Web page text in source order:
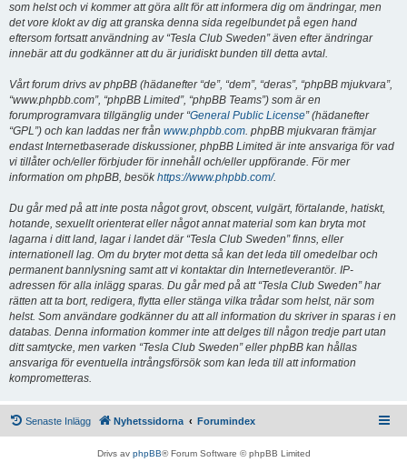
som helst och vi kommer att göra allt för att informera dig om ändringar, men
det vore klokt av dig att granska denna sida regelbundet på egen hand
eftersom fortsatt användning av “Tesla Club Sweden” även efter ändringar
innebär att du godkänner att du är juridiskt bunden till detta avtal.
Vårt forum drivs av phpBB (hädanefter “de”, “dem”, “deras”, “phpBB mjukvara”,
“www.phpbb.com”, “phpBB Limited”, “phpBB Teams”) som är en
forumprogramvara tillgänglig under “General Public License” (hädanefter
“GPL”) och kan laddas ner från www.phpbb.com. phpBB mjukvaran främjar
endast Internetbaserade diskussioner, phpBB Limited är inte ansvariga för vad
vi tillåter och/eller förbjuder för innehåll och/eller uppförande. För mer
information om phpBB, besökhttps://www.phpbb.com/.
Du går med på att inte posta något grovt, obscent, vulgärt, förtalande, hatiskt,
hotande, sexuellt orienterat eller något annat material som kan bryta mot
lagarna i ditt land, lagar i landet där “Tesla Club Sweden” finns, eller
internationell lag. Om du bryter mot detta så kan det leda till omedelbar och
permanent bannlysning samt att vi kontaktar din Internetleverantör. IP-
adressen för alla inlägg sparas. Du går med på att “Tesla Club Sweden” har
rätten att ta bort, redigera, flytta eller stänga vilka trådar som helst, när som
helst. Som användare godkänner du att all information du skriver in sparas i en
databas. Denna information kommer inte att delges till någon tredje part utan
ditt samtycke, men varken “Tesla Club Sweden” eller phpBB kan hållas
ansvariga för eventuella intrångsförsök som kan leda till att information
komprometteras.
Senaste Inlägg Nyhetssidorna Forumindex
Drivs av phpBB® Forum Software © phpBB Limited